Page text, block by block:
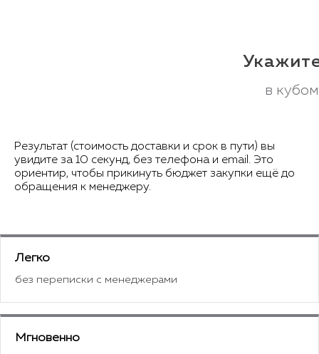
в
Результат (стоимость доставки и срок в пути) вы
увидите за 10 секунд, без телефона и email. Это
ориентир, чтобы прикинуть бюджет закупки ещё до
обращения к менеджеру.
Легко
без переписки с менеджерами
Мгновенно